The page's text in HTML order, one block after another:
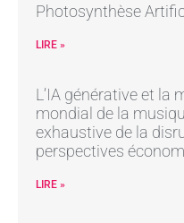
Photosynthèse
LIRE »
L’IA générative et la
mondial de la
exhaustive de la
perspectives
LIRE »